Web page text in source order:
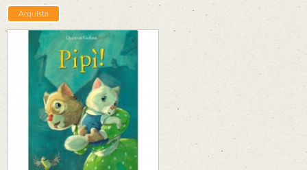
Acquista